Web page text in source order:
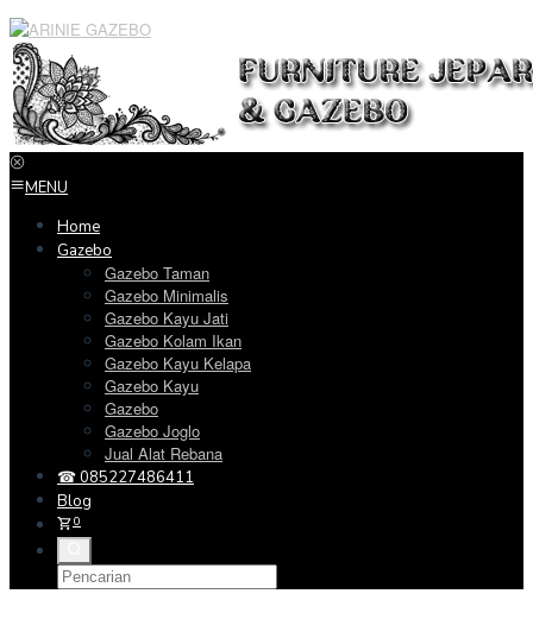
Loncat
ke
konten
MENU
Home
Gazebo
Gazebo Taman
Gazebo Minimalis
Gazebo Kayu Jati
Gazebo Kolam Ikan
Gazebo Kayu Kelapa
Gazebo Kayu
Gazebo
Gazebo Joglo
Jual Alat Rebana
☎ 085227486411
Blog
0